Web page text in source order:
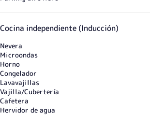
Cocina independiente (Inducción)
Nevera
Microondas
Horno
Congelador
Lavavajillas
Vajilla/Cubertería
Cafetera
Hervidor de agua